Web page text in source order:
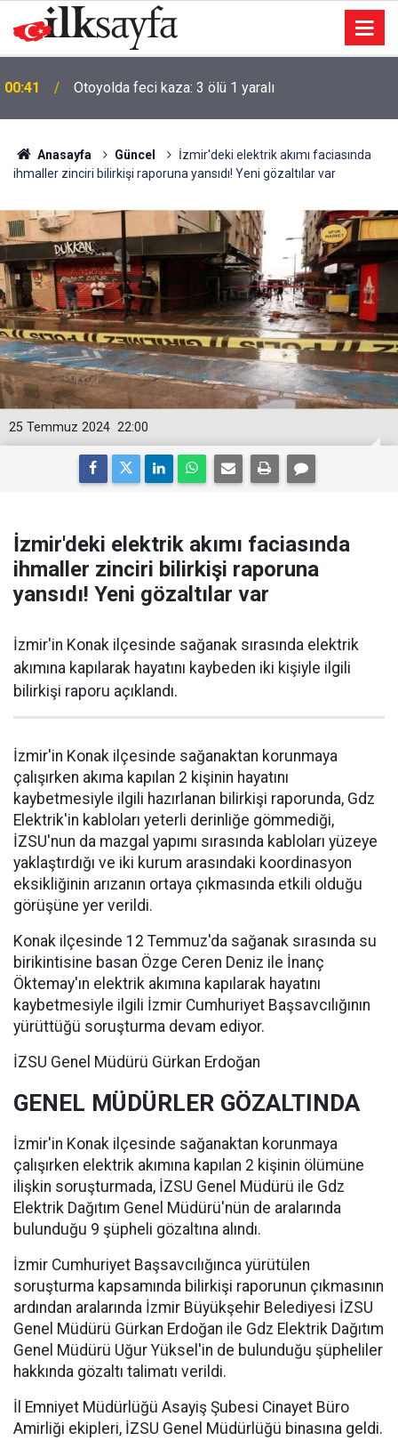
00:41 Otoyolda feci kaza: 3 ölü 1 yaralı
Anasayfa Güncel
İzmir'deki elektrik akımı faciasında
ihmaller zinciri bilirkişi raporuna yansıdı! Yeni gözaltılar var
22:00
25 Temmuz 2024
İzmir'deki elektrik akımı faciasında
ihmaller zinciri bilirkişi raporuna
yansıdı! Yeni gözaltılar var
İzmir'in Konak ilçesinde sağanak sırasında elektrik
akımına kapılarak hayatını kaybeden iki kişiyle ilgili
bilirkişi raporu açıklandı.
İzmir'in Konak ilçesinde sağanaktan korunmaya
çalışırken akıma kapılan 2 kişinin hayatını
kaybetmesiyle ilgili hazırlanan bilirkişi raporunda, Gdz
Elektrik'in kabloları yeterli derinliğe gömmediği,
İZSU'nun da mazgal yapımı sırasında kabloları yüzeye
yaklaştırdığı ve iki kurum arasındaki koordinasyon
eksikliğinin arızanın ortaya çıkmasında etkili olduğu
görüşüne yer verildi.
Konak ilçesinde 12 Temmuz'da sağanak sırasında su
birikintisine basan Özge Ceren Deniz ile İnanç
Öktemay'ın elektrik akımına kapılarak hayatını
kaybetmesiyle ilgili İzmir Cumhuriyet Başsavcılığının
yürüttüğü soruşturma devam ediyor.
İZSU Genel Müdürü Gürkan Erdoğan
GENEL MÜDÜRLER GÖZALTINDA
İzmir'in Konak ilçesinde sağanaktan korunmaya
çalışırken elektrik akımına kapılan 2 kişinin ölümüne
ilişkin soruşturmada, İZSU Genel Müdürü ile Gdz
Elektrik Dağıtım Genel Müdürü'nün de aralarında
bulunduğu 9 şüpheli gözaltına alındı.
İzmir Cumhuriyet Başsavcılığınca yürütülen
soruşturma kapsamında bilirkişi raporunun çıkmasının
ardından aralarında İzmir Büyükşehir Belediyesi İZSU
Genel Müdürü Gürkan Erdoğan ile Gdz Elektrik Dağıtım
Genel Müdürü Uğur Yüksel'in de bulunduğu şüpheliler
hakkında gözaltı talimatı verildi.
İl Emniyet Müdürlüğü Asayiş Şubesi Cinayet Büro
Amirliği ekipleri, İZSU Genel Müdürlüğü binasına geldi.